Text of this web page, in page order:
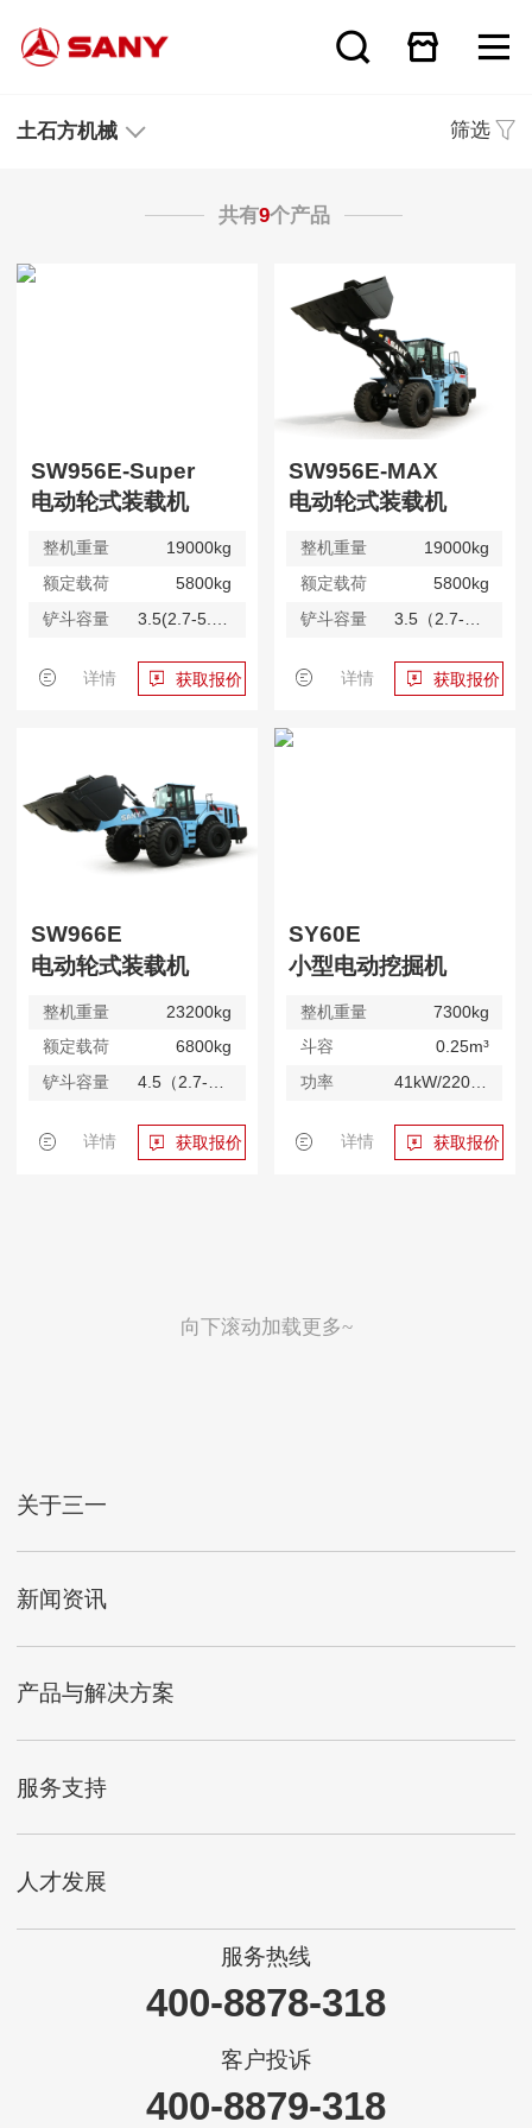
土石方机械 筛选
共有9个产品
SW956E-Super
电动轮式装载机
整机重量
19000kg
额定载荷
5800kg
铲斗容量
详情 获取报价
SW956E-MAX
电动轮式装载机
整机重量
19000kg
额定载荷
5800kg
铲斗容量
详情 获取报价
SW966E
电动轮式装载机
整机重量
23200kg
额定载荷
6800kg
铲斗容量
4.5（2.7-6）m³
详情 获取报价
SY60E
小型电动挖掘机
整机重量
7300kg
斗容
0.25m³
功率
41kW/2200rpmkW/rpm
详情 获取报价
向下滚动加载更多~
关于三一
新闻资讯
产品与解决方案
服务支持
人才发展
服务热线
400-8878-318
客户投诉
400-8879-318